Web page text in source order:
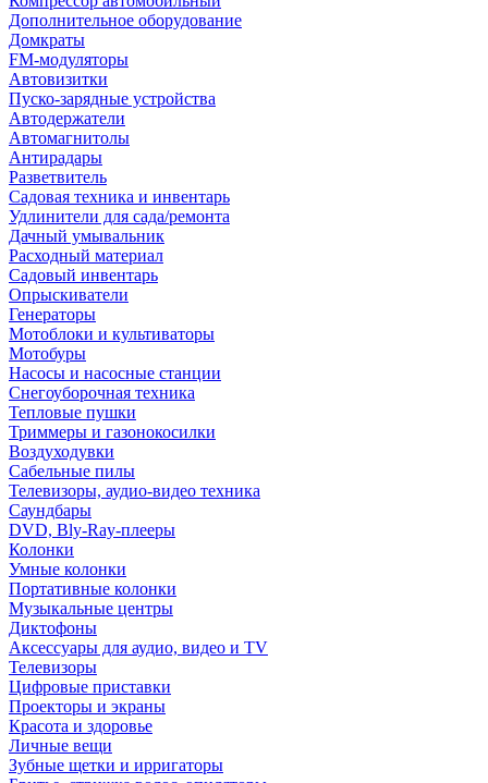
Дополнительное оборудование
Домкраты
FM-модуляторы
Автовизитки
Пуско-зарядные устройства
Автодержатели
Автомагнитолы
Антирадары
Разветвитель
Садовая техника и инвентарь
Удлинители для сада/ремонта
Дачный умывальник
Расходный материал
Садовый инвентарь
Опрыскиватели
Генераторы
Мотоблоки и культиваторы
Мотобуры
Насосы и насосные станции
Снегоуборочная техника
Тепловые пушки
Триммеры и газонокосилки
Воздуходувки
Сабельные пилы
Телевизоры, аудио-видео техника
Саундбары
DVD, Bly-Ray-плееры
Колонки
Умные колонки
Портативные колонки
Музыкальные центры
Диктофоны
Аксессуары для аудио, видео и TV
Телевизоры
Цифровые приставки
Проекторы и экраны
Красота и здоровье
Личные вещи
Зубные щетки и ирригаторы